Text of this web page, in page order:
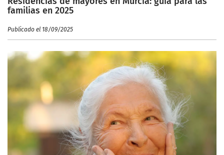
familias en 2025
Publicado el 18/09/2025